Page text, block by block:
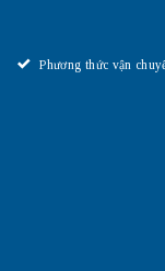
Phương thức vận